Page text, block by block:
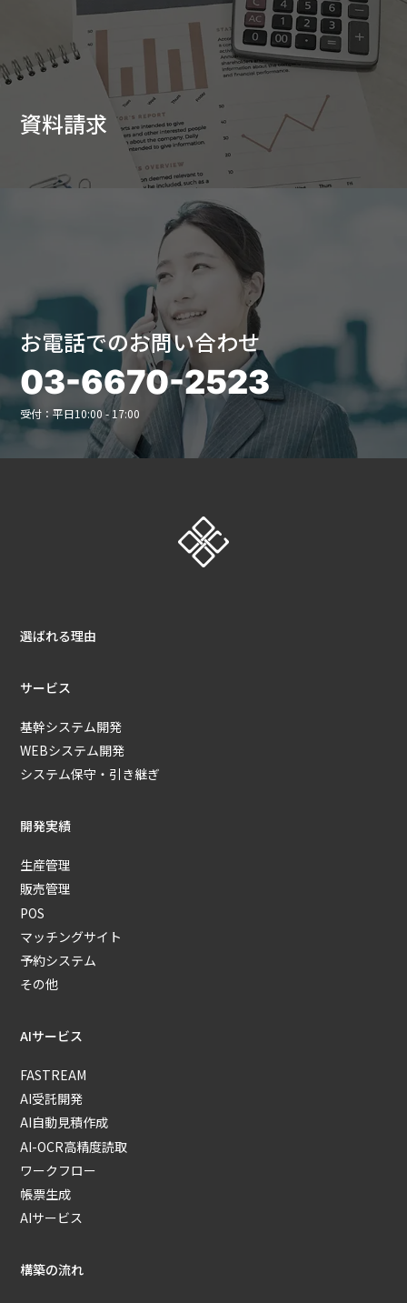
資料請求
お電話でのお問い合わせ
03-6670-2523
受付：平日10:00 - 17:00
選ばれる理由
サービス
基幹システム開発
WEBシステム開発
システム保守・引き継ぎ
開発実績
生産管理
販売管理
POS
マッチングサイト
予約システム
その他
AIサービス
FASTREAM
AI受託開発
AI自動見積作成
AI-OCR高精度読取
ワークフロー
帳票生成
AIサービス
構築の流れ